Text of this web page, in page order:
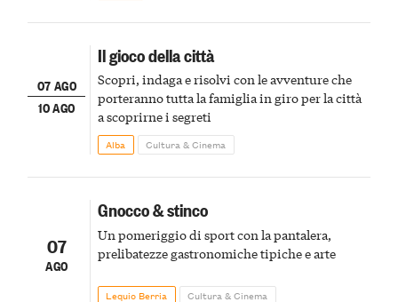
07 AGO
10 AGO
Il gioco della città
Scopri, indaga e risolvi con le avventure che
porteranno tutta la famiglia in giro per la città
a scoprirne i segreti
Alba Cultura & Cinema
07
AGO
Gnocco & stinco
Un pomeriggio di sport con la pantalera,
prelibatezze gastronomiche tipiche e arte
Lequio Berria Cultura & Cinema